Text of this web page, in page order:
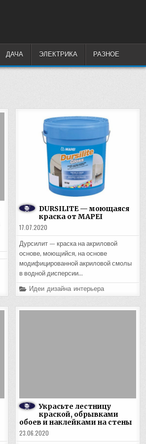
ДАЧА ЭЛЕКТРИКА РАЗНОЕ
DURSILITE — моющаяся
краска от MAPEI
17.07.2020
Дурсилит — краска на акриловой
основе, моющийся, на основе
модифицированной акриловой смолы
в водной дисперсии…
Posted
in
Идеи дизайна интерьера
Украсьте лестницу
краской, обрывками
обоев и наклейками на стены
23.06.2020